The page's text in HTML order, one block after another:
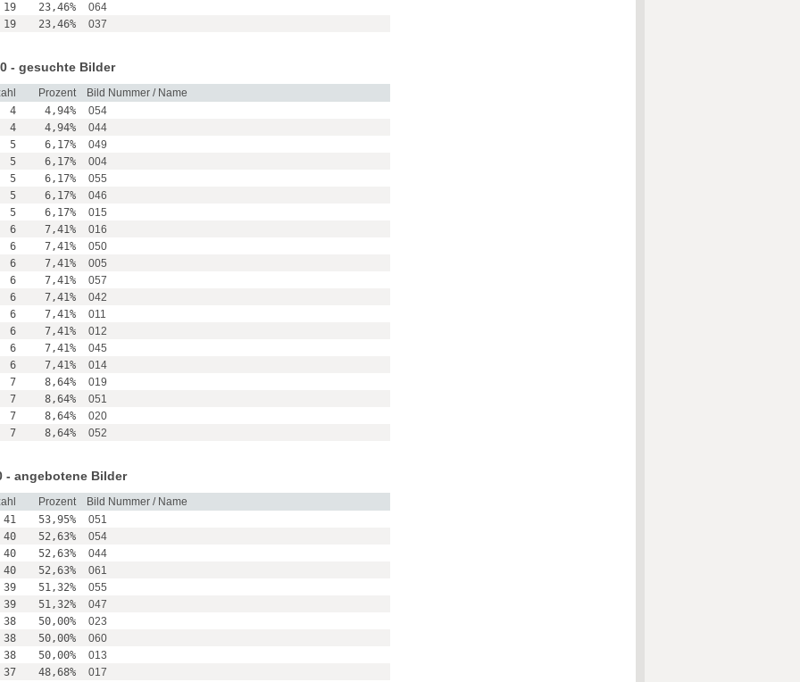
19
23,46%
064
19
23,46% 037
- gesuchte Bilder
Prozent
Bild Nummer / Name
4
4,94%
054
4
4,94%
044
5
6,17%
049
5
6,17%
004
5
6,17%
055
5
6,17%
046
5
6,17%
015
6
7,41%
016
6
7,41%
050
6
7,41%
005
6
7,41%
057
6
7,41%
042
6
7,41%
011
6
7,41%
012
6
7,41%
045
6
7,41%
014
7
8,64%
019
7
8,64%
051
7
8,64%
020
7
8,64% 052
- angebotene Bilder
Prozent
Bild Nummer / Name
41
53,95%
051
40
52,63%
054
40
52,63%
044
40
52,63%
061
39
51,32%
055
39
51,32%
047
38
50,00%
023
38
50,00%
060
38
50,00%
013
37
48,68%
017